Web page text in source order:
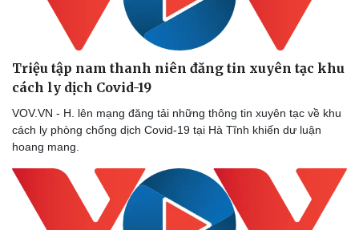
Săn Tour
check-in
Podcast
Đọc truyện đêm khuya
Kể chuyện cho bé
Hạt giống tâm hồn
Triệu tập nam thanh niên đăng tin xuyên tạc khu
cách ly dịch Covid-19
VOV.VN - H. lên mạng đăng tải những thông tin xuyên tạc về khu
cách ly phòng chống dịch Covid-19 tại Hà Tĩnh khiến dư luận
hoang mang.